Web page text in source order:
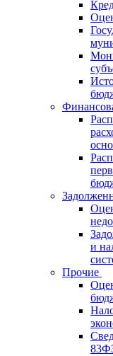
и
Прочие